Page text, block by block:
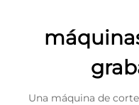
Una máquina de